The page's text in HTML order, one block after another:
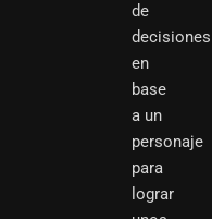
de
decisiones
en
base
a un
personaje
para
lograr